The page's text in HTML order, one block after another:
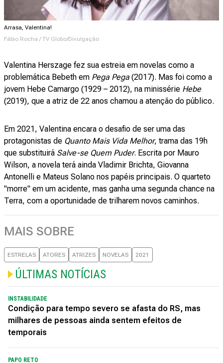
Arrasa, Valentina!
Fábio Rocha / TV Globo/Divulgação
Valentina Herszage fez sua estreia em novelas como a
problemática Bebeth em Pega Pega (2017). Mas foi como a
jovem Hebe Camargo (1929 – 2012), na minissérie Hebe
(2019), que a atriz de 22 anos chamou a atenção do público.
Em 2021, Valentina encara o desafio de ser uma das
protagonistas de Quanto Mais Vida Melhor, trama das 19h
que substituirá Salve-se Quem Puder. Escrita por Mauro
Wilson, a novela terá ainda Vladimir Brichta, Giovanna
Antonelli e Mateus Solano nos papéis principais. O quarteto
"morre" em um acidente, mas ganha uma segunda chance na
Terra, com a oportunidade de trilharem novos caminhos.
MAIS SOBRE
ESTRELAS ATORES ATRIZES NOVELAS 2021
ÚLTIMAS NOTÍCIAS
INSTABILIDADE
Condição para tempo severo se afasta do RS, mas
milhares de pessoas ainda sentem efeitos de
temporais
PAPO RETO